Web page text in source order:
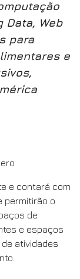
Data, Web
para
e
e contará com
permitirão o
de
e espaços
atividades